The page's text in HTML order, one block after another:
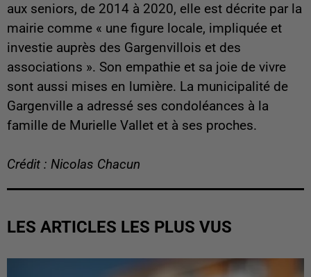
aux seniors, de 2014 à 2020, elle est décrite par la
mairie comme « une figure locale, impliquée et
investie auprès des Gargenvillois et des
associations ». Son empathie et sa joie de vivre
sont aussi mises en lumière. La municipalité de
Gargenville a adressé ses condoléances à la
famille de Murielle Vallet et à ses proches.
Crédit : Nicolas Chacun
LES ARTICLES LES PLUS VUS